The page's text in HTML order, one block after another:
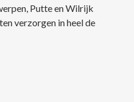
Putte en Wilrijk
verzorgen in heel de